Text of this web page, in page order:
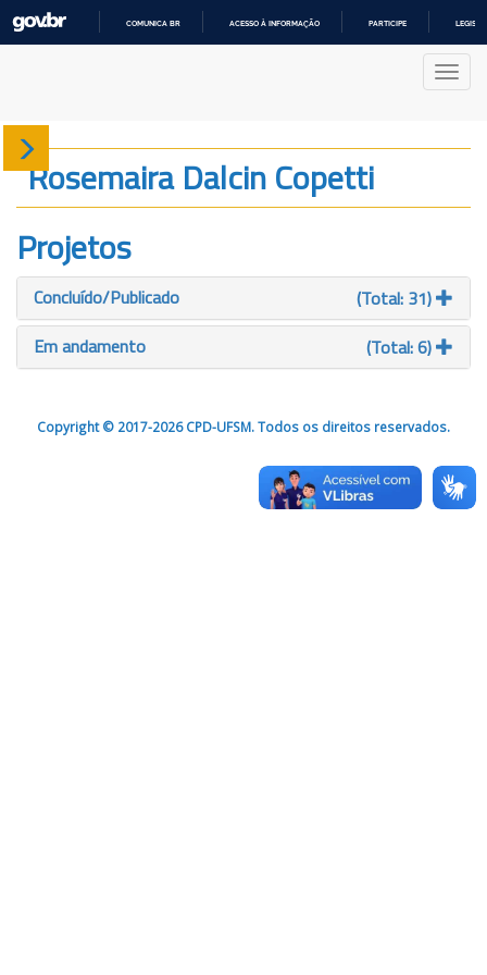
COMUNICA BR ACESSO À INFORMAÇÃO PARTICIPE
Sobre
Produção
Projetos
Gráficos
Rosemaira Dalcin Copetti
Projetos
Concluído/Publicado
(Total: 31)
Em andamento
(Total: 6)
Copyright © 2017-2026 CPD-UFSM. Todos os direitos reservados.